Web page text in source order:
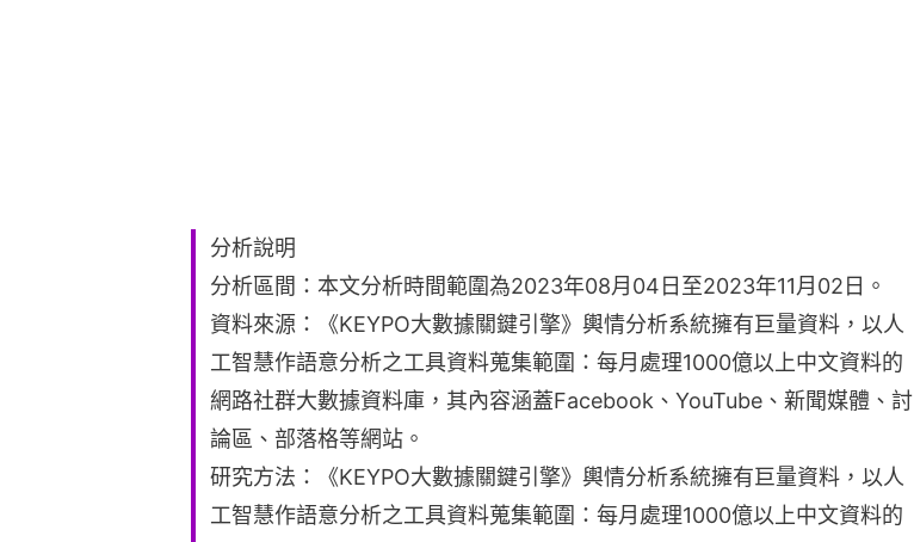
分析說明
分析區間：本文分析時間範圍為2023年08月04日至2023年11月02日。
資料來源：《KEYPO大數據關鍵引擎》輿情分析系統擁有巨量資料，以人
工智慧作語意分析之工具資料蒐集範圍：每月處理1000億以上中文資料的
網路社群大數據資料庫，其內容涵蓋Facebook、YouTube、新聞媒體、討
論區、部落格等網站。
研究方法：《KEYPO大數據關鍵引擎》輿情分析系統擁有巨量資料，以人
工智慧作語意分析之工具資料蒐集範圍：每月處理1000億以上中文資料的